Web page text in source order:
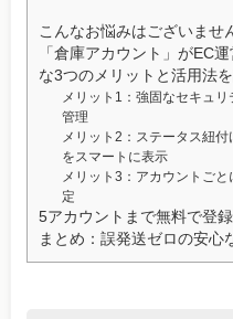
こんなお悩みはございませ
「倉庫アカウント」がEC
な3つのメリットと活用法
メリット1：強固なセキュ
管理
メリット2：ステータス紐
をスマートに表示
メリット3：アカウントご
定
5アカウントまで無料で登
まとめ：誤発送ゼロの安心